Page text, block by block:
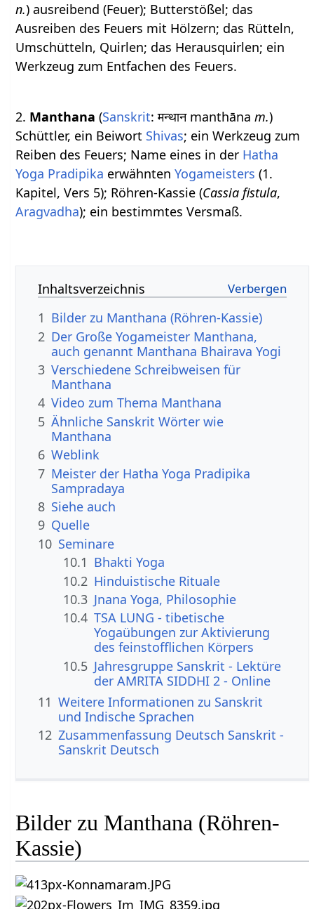
n.) ausreibend (Feuer); Butterstößel; das
Ausreiben des Feuers mit Hölzern; das Rütteln,
Umschütteln, Quirlen; das Herausquirlen; ein
Werkzeug zum Entfachen des Feuers.
2. Manthana (Sanskrit: मन्थान manthānam.)
Schüttler, ein Beiwort Shivas; ein Werkzeug zum
Reiben des Feuers; Name eines in der Hatha
Yoga Pradipika erwähntenYogameisters (1.
Kapitel, Vers 5); Röhren-Kassie (Cassia fistula,
Aragvadha); ein bestimmtes Versmaß.
Inhaltsverzeichnis
1 Bilder zu Manthana (Röhren-Kassie)
2 Der Große Yogameister Manthana,
auch genannt Manthana Bhairava Yogi
3 Verschiedene Schreibweisen für
Manthana
4 Video zum Thema Manthana
5 Ähnliche Sanskrit Wörter wie
Manthana
6 Weblink
7 Meister der Hatha Yoga Pradipika
Sampradaya
8 Siehe auch
9 Quelle
10 Seminare
10.1 Bhakti Yoga
10.2 Hinduistische Rituale
10.3 Jnana Yoga, Philosophie
10.4 TSA LUNG - tibetische
Yogaübungen zur Aktivierung
des feinstofflichen Körpers
10.5 Jahresgruppe Sanskrit - Lektüre
der AMRITA SIDDHI 2 - Online
11 Weitere Informationen zu Sanskrit
und Indische Sprachen
12 Zusammenfassung Deutsch Sanskrit -
Sanskrit Deutsch
Bilder zu Manthana (Röhren-
Kassie)